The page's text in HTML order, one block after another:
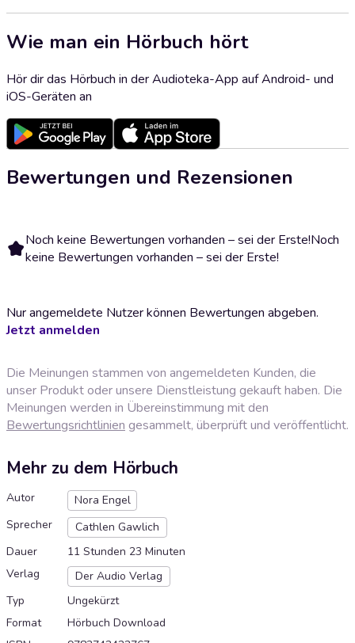
Wie man ein Hörbuch hört
Hör dir das Hörbuch in der Audioteka-App auf Android- und
iOS-Geräten an
Bewertungen und Rezensionen
Noch keine Bewertungen vorhanden – sei der Erste!Noch
keine Bewertungen vorhanden – sei der Erste!
Nur angemeldete Nutzer können Bewertungen abgeben.
Jetzt anmelden
Die Meinungen stammen von angemeldeten Kunden, die
unser Produkt oder unsere Dienstleistung gekauft haben. Die
Meinungen werden in Übereinstimmung mit den
Bewertungsrichtlinien gesammelt, überprüft und veröffentlicht.
Mehr zu dem Hörbuch
Autor
Nora Engel
Sprecher
Cathlen Gawlich
Dauer
11 Stunden 23 Minuten
Verlag
Der Audio Verlag
Typ
Ungekürzt
Format
Hörbuch Download